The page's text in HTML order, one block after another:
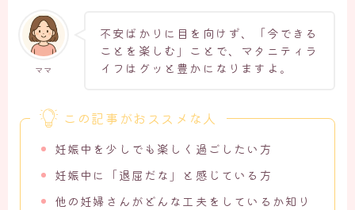
ママ
不安ばかりに目を向けず、「今できる
ことを楽しむ」ことで、マタニティラ
イフはグッと豊かになりますよ。
この記事がおススメな人
妊娠中を少しでも楽しく過ごしたい方
妊娠中に「退屈だな」と感じている方
他の妊婦さんがどんな工夫をしているか知り